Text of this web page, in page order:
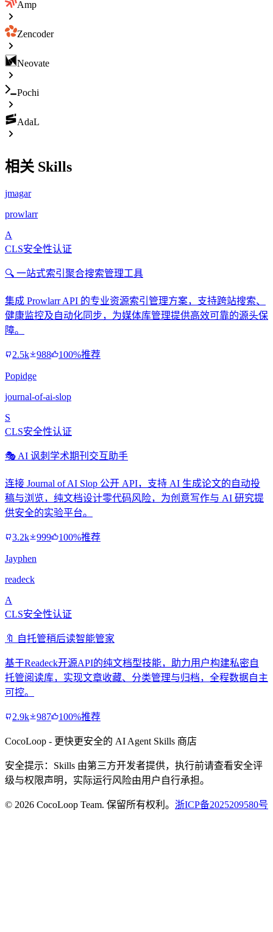
Amp
Zencoder
Neovate
Pochi
AdaL
相关 Skills
jmagar
prowlarr
A
CLS安全性认证
🔍 一站式索引聚合搜索管理工具
集成 Prowlarr API 的专业资源索引管理方案，支持跨站搜索、
健康监控及自动化同步，为媒体库管理提供高效可靠的源头保
障。
2.5k 988 100%推荐
Popidge
journal-of-ai-slop
S
CLS安全性认证
🎭 AI 讽刺学术期刊交互助手
连接 Journal of AI Slop 公开 API，支持 AI 生成论文的自动投
稿与浏览，纯文档设计零代码风险，为创意写作与 AI 研究提
供安全的实验平台。
3.2k 999 100%推荐
Jayphen
readeck
A
CLS安全性认证
🔖 自托管稍后读智能管家
基于Readeck开源API的纯文档型技能，助力用户构建私密自
托管阅读库，实现文章收藏、分类管理与归档，全程数据自主
可控。
2.9k 987 100%推荐
CocoLoop - 更快更安全的 AI Agent Skills 商店
安全提示：Skills 由第三方开发者提供，执行前请查看安全评
级与权限声明，实际运行风险由用户自行承担。
© 2026 CocoLoop Team. 保留所有权利。 浙ICP备2025209580号